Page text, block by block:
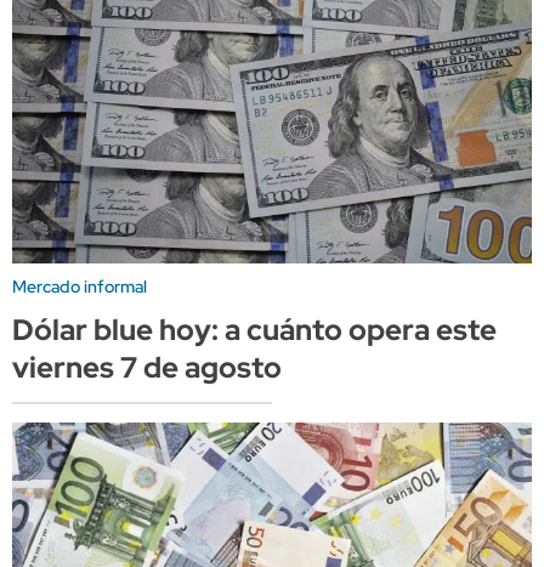
Mercado informal
Dólar blue hoy: a cuánto opera este
viernes 7 de agosto